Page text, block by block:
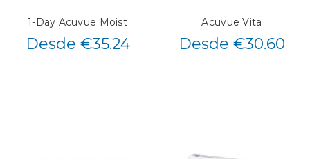
1-Day Acuvue Moist
Desde €35.24
Acuvue Vita
Desde €30.60